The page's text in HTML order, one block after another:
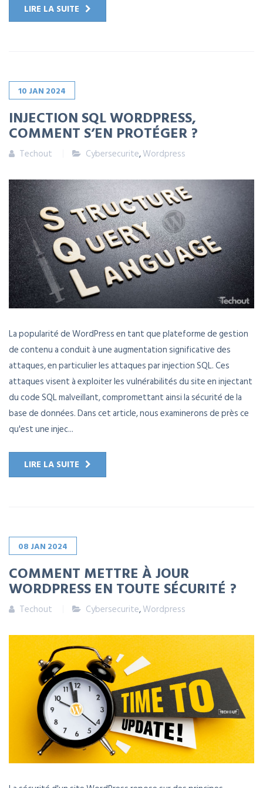
LIRE LA SUITE
10 JAN 2024
INJECTION SQL WORDPRESS,
COMMENT S’EN PROTÉGER ?
Techout Cybersecurite,Wordpress
La popularité de WordPress en tant que plateforme de gestion
de contenu a conduit à une augmentation significative des
attaques, en particulier les attaques par injection SQL. Ces
attaques visent à exploiter les vulnérabilités du site en injectant
du code SQL malveillant, compromettant ainsi la sécurité de la
base de données. Dans cet article, nous examinerons de près ce
qu'est une injec...
LIRE LA SUITE
08 JAN 2024
COMMENT METTRE À JOUR
WORDPRESS EN TOUTE SÉCURITÉ ?
Techout Cybersecurite,Wordpress